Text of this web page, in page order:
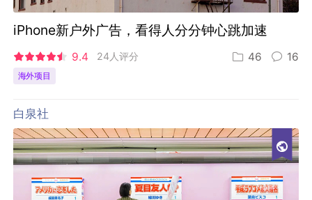
iPhone新户外广告，看得人分分钟心跳加速
9.4 24人评分 46 16
海外项目
白泉社